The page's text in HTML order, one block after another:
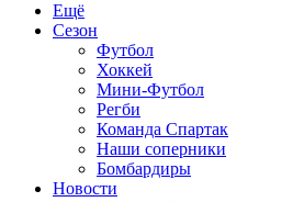
Ещё
Сезон
Футбол
Хоккей
Мини-Футбол
Регби
Команда Спартак
Наши соперники
Бомбардиры
Новости